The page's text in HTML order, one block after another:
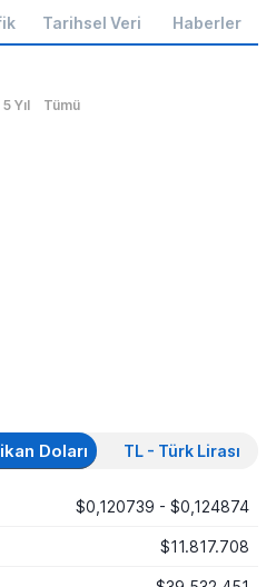
Tarihsel Veri Haberler
5 Yıl Tümü
Doları TL - Türk Lirası
$0,120739 - $0,124874
$11.817.708